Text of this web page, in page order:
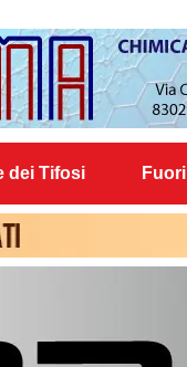
dei Tifosi